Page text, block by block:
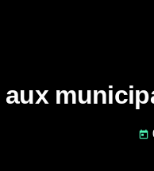
today